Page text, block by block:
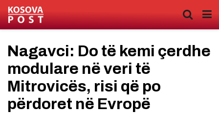
Nagavci: Do të kemi çerdhe
modulare në veri të
Mitrovicës, risi që po
përdoret në Evropë